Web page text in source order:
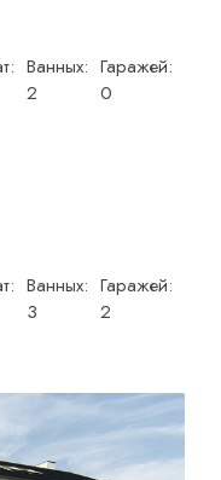
Ванных:
2
Гаражей:
0
Ванных:
3
Гаражей:
2